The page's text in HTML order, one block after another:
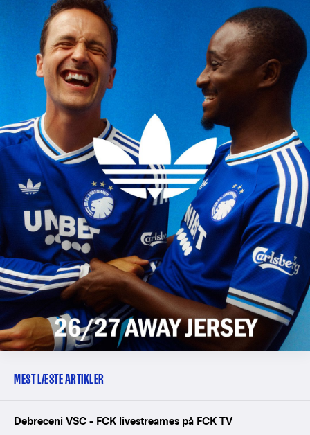
MEST LÆSTE ARTIKLER
Debreceni VSC - FCK livestreames på FCK TV